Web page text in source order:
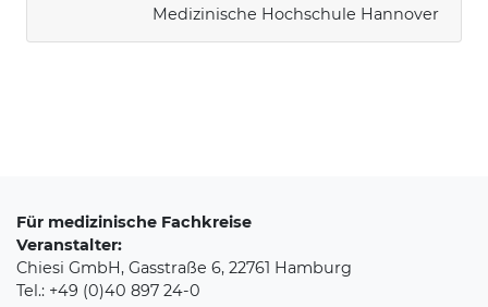
Medizinische Hochschule Hannover
Für medizinische Fachkreise
Veranstalter:
Chiesi GmbH, Gasstraße 6, 22761 Hamburg
Tel.: +49 (0)40 897 24-0